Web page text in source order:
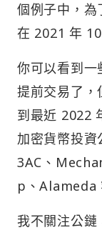
個例子中，為
在 2021 年
你可以看到一
提前交易了，
到最近 2022
加密貨幣投
3AC、
p、Alameda
我不關注公